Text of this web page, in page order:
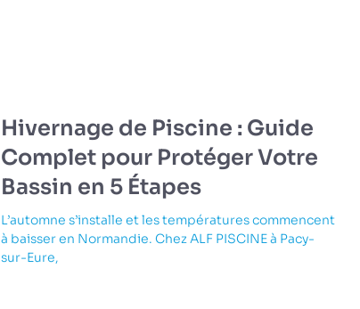
Hivernage de Piscine : Guide
Complet pour Protéger Votre
Bassin en 5 Étapes
L’automne s’installe et les températures commencent
à baisser en Normandie. Chez ALF PISCINE à Pacy-
sur-Eure,